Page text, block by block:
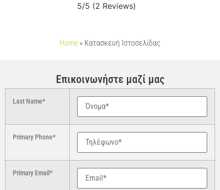
5/5 (2 Reviews)
Home » Κατασκευή Ιστοσελίδας
Επικοινωνήστε μαζί μας
Last Name*
Primary Phone*
Primary Email*